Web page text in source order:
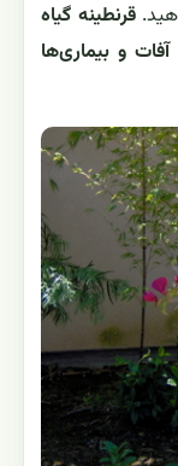
قرنطینه گیاه
و بیماری‌ها